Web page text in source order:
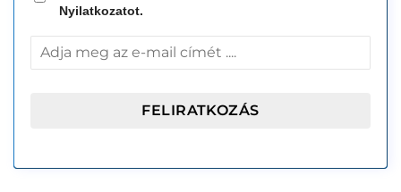
Nyilatkozatot.